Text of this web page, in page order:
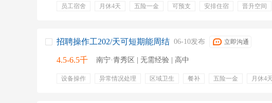
员工宿舍 月休4天 五险一金 可预支 安排住宿
晋升空间
招聘操作工202/天可短期能周结 06-10发布 立即沟通
4.5-6.5千 南宁·青秀区 | 无需经验 | 高中
设备操作 异常情况处理 区域卫生 餐补 五险一金
月休4天